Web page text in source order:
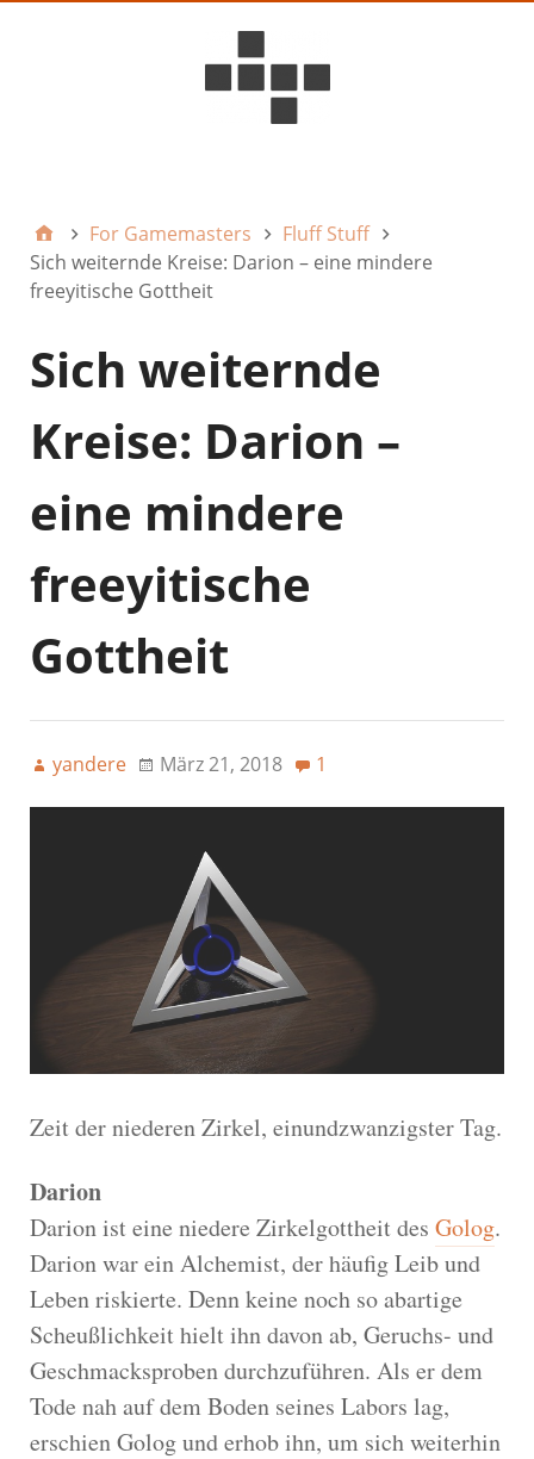
For Gamemasters
Fluff Stuff
Sich weiternde Kreise: Darion – eine mindere
freeyitische Gottheit
Sich weiternde
Kreise: Darion –
eine mindere
freeyitische
Gottheit
yandere März 21, 2018 1
Zeit der niederen Zirkel, einundzwanzigster Tag.
Darion
Darion ist eine niedere Zirkelgottheit des Golog.
Darion war ein Alchemist, der häufig Leib und
Leben riskierte. Denn keine noch so abartige
Scheußlichkeit hielt ihn davon ab, Geruchs- und
Geschmacksproben durchzuführen. Als er dem
Tode nah auf dem Boden seines Labors lag,
erschien Golog und erhob ihn, um sich weiterhin